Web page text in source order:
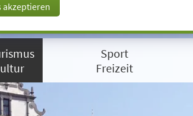
akzeptieren
Sport
Freizeit